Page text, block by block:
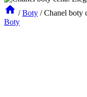
/ Boty / Chanel boty
Boty